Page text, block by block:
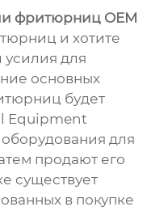
фритюрниц OEM
и хотите
усилия для
основных
будет
Equipment
для
продают его
существует
в покупке